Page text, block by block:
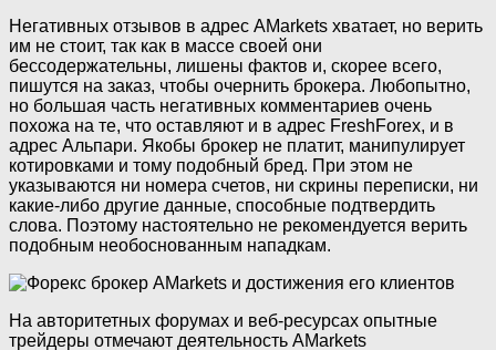
Негативных отзывов в адрес AMarkets хватает, но верить
им не стоит, так как в массе своей они
бессодержательны, лишены фактов и, скорее всего,
пишутся на заказ, чтобы очернить брокера. Любопытно,
но большая часть негативных комментариев очень
похожа на те, что оставляют и в адрес FreshForex, и в
адрес Альпари. Якобы брокер не платит, манипулирует
котировками и тому подобный бред. При этом не
указываются ни номера счетов, ни скрины переписки, ни
какие-либо другие данные, способные подтвердить
слова. Поэтому настоятельно не рекомендуется верить
подобным необоснованным нападкам.
На авторитетных форумах и веб-ресурсах опытные
трейдеры отмечают деятельность AMarkets